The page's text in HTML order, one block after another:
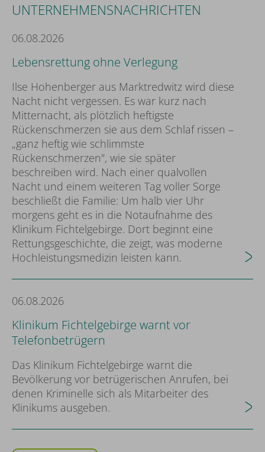
UNTERNEHMENSNACHRICHTEN
06.08.2026
Lebensrettung ohne Verlegung
Ilse Hohenberger aus Marktredwitz wird diese
Nacht nicht vergessen. Es war kurz nach
Mitternacht, als plötzlich heftigste
Rückenschmerzen sie aus dem Schlaf rissen –
„ganz heftig wie schlimmste
Rückenschmerzen", wie sie später
beschreiben wird. Nach einer qualvollen
Nacht und einem weiteren Tag voller Sorge
beschließt die Familie: Um halb vier Uhr
morgens geht es in die Notaufnahme des
Klinikum Fichtelgebirge. Dort beginnt eine
Rettungsgeschichte, die zeigt, was moderne
Hochleistungsmedizin leisten kann.
06.08.2026
Klinikum Fichtelgebirge warnt vor
Telefonbetrügern
Das Klinikum Fichtelgebirge warnt die
Bevölkerung vor betrügerischen Anrufen, bei
denen Kriminelle sich als Mitarbeiter des
Klinikums ausgeben.